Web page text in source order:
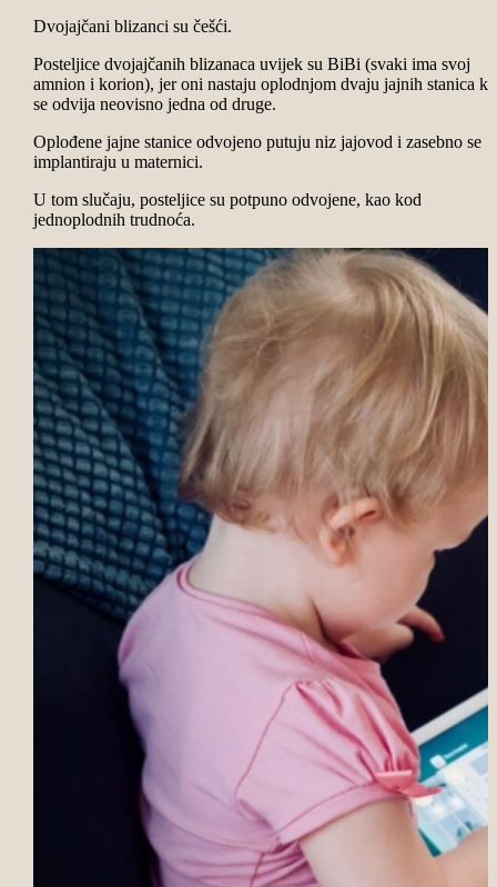
Dvojajčani blizanci su češći.
Posteljice dvojajčanih blizanaca uvijek su BiBi (svaki ima svoj
amnion i korion), jer oni nastaju oplodnjom dvaju jajnih stanica
se odvija neovisno jedna od druge.
Oplođene jajne stanice odvojeno putuju niz jajovod i zasebno se
implantiraju u maternici.
U tom slučaju, posteljice su potpuno odvojene, kao kod
jednoplodnih trudnoća.